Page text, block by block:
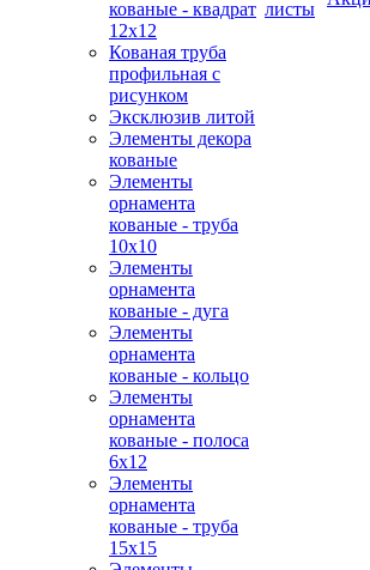
кованые - квадрат
12х12
Кованая труба
профильная с
рисунком
Эксклюзив литой
Элементы декора
кованые
Элементы
орнамента
кованые - труба
10х10
Элементы
орнамента
кованые - дуга
Элементы
орнамента
кованые - кольцо
Элементы
орнамента
кованые - полоса
6х12
Элементы
орнамента
кованые - труба
15х15
листы